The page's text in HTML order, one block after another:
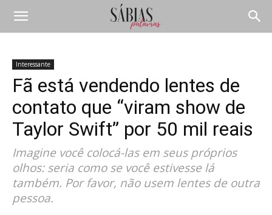
Interessante
Fã está vendendo lentes de
contato que “viram show de
Taylor Swift” por 50 mil reais
Imagine você colocá-las em seus próprios
olhos: seria como se você estivesse lá
também. Por favor, não usem lentes de outra
pessoa.